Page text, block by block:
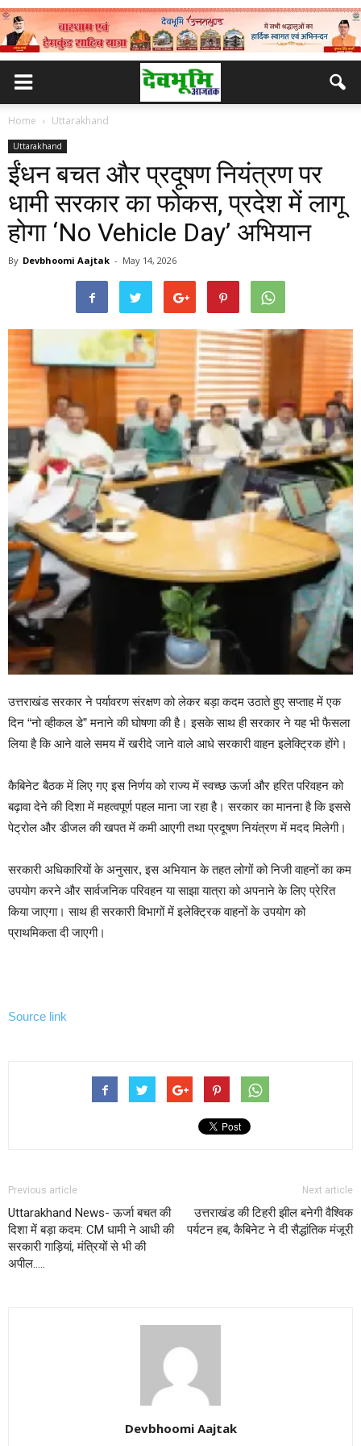
Home Uttarakhand
Uttarakhand
ईंधन बचत और प्रदूषण नियंत्रण पर
धामी सरकार का फोकस, प्रदेश में लागू
होगा ‘No Vehicle Day’ अभियान
By Devbhoomi Aajtak - May 14, 2026
उत्तराखंड सरकार ने पर्यावरण संरक्षण को लेकर बड़ा कदम उठाते हुए सप्ताह में एक
दिन “नो व्हीकल डे” मनाने की घोषणा की है। इसके साथ ही सरकार ने यह भी फैसला
लिया है कि आने वाले समय में खरीदे जाने वाले आधे सरकारी वाहन इलेक्ट्रिक होंगे।
कैबिनेट बैठक में लिए गए इस निर्णय को राज्य में स्वच्छ ऊर्जा और हरित परिवहन को
बढ़ावा देने की दिशा में महत्वपूर्ण पहल माना जा रहा है। सरकार का मानना है कि इससे
पेट्रोल और डीजल की खपत में कमी आएगी तथा प्रदूषण नियंत्रण में मदद मिलेगी।
सरकारी अधिकारियों के अनुसार, इस अभियान के तहत लोगों को निजी वाहनों का कम
उपयोग करने और सार्वजनिक परिवहन या साझा यात्रा को अपनाने के लिए प्रेरित
किया जाएगा। साथ ही सरकारी विभागों में इलेक्ट्रिक वाहनों के उपयोग को
प्राथमिकता दी जाएगी।
Source link
Previous article
Uttarakhand News- ऊर्जा बचत की
दिशा में बड़ा कदम: CM धामी ने आधी की
सरकारी गाड़ियां, मंत्रियों से भी की
अपील…..
Next article
उत्तराखंड की टिहरी झील बनेगी वैश्विक
पर्यटन हब, कैबिनेट ने दी सैद्धांतिक मंजूरी
Devbhoomi Aajtak